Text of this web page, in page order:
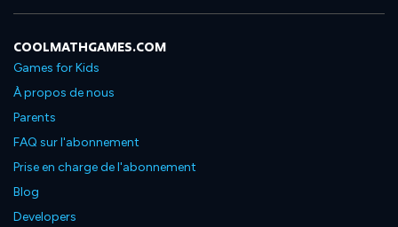
COOLMATHGAMES.COM
Games for Kids
À propos de nous
Parents
FAQ sur l'abonnement
Prise en charge de l'abonnement
Blog
Developers